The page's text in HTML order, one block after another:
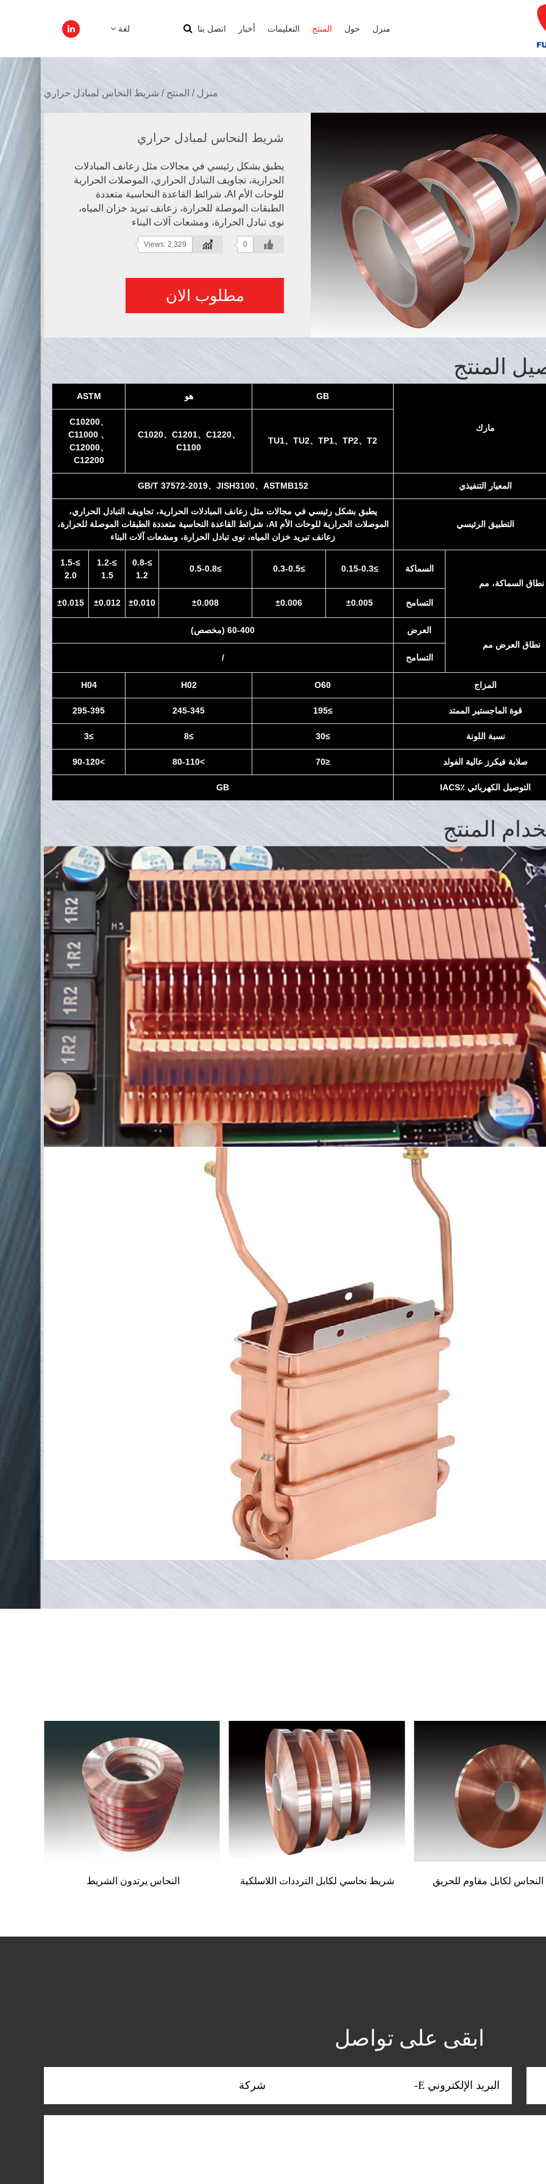
لغة منزل حول المنتج التعليمات أخبار اتصل بنا
منزل / المنتج / شريط النحاس لمبادل حراري
شريط النحاس لمبادل حراري
يطبق بشكل رئيسي في مجالات مثل زعانف المبادلات
الحرارية، تجاويف التبادل الحراري، الموصلات الحرارية
للوحات الأم AI، شرائط القاعدة النحاسية متعددة
الطبقات الموصلة للحرارة، زعانف تبريد خزان المياه،
نوى تبادل الحرارة، ومشعات آلات البناء
0
Views: 2,329
مطلوب الان
المنتج
مارك
GB هو ASTM
TU1、TU2、TP1、TP2、T2
C1020、C1201、C1220、
C1100
C10200、
C11000 、
C12000、
C12200
المعيار التنفيذي GB/T 37572-2019、JISH3100、ASTMB152
التطبيق الرئيسي
يطبق بشكل رئيسي في مجالات مثل زعانف المبادلات الحرارية، تجاويف التبادل الحراري،
الموصلات الحرارية للوحات الأم AI، شرائط القاعدة النحاسية متعددة الطبقات الموصلة للحرارة،
زعانف تبريد خزان المياه، نوى تبادل الحرارة، ومشعات آلات البناء
نطاق السماكة، مم
السماكة ≥0.15-0.3
≥0.3-0.5
≥0.5-0.8
≥0.8-
1.2
≥1.2-
1.5
≥1.5-
2.0
التسامح ±0.005
±0.006
±0.008
±0.010
±0.012
±0.015
نطاق العرض مم
العرض 60-400 (مخصص)
التسامح /
المزاج O60
H02
H04
قوة الماجستير الممتد ≥195
245-345
295-395
نسبة اللونة ≥30
≥8
≥3
صلابة فيكرز عالية الفولد ≤70
>80-110
>90-120
التوصيل الكهربائي ٪IACS GB
المنتج
لكابل الترددات اللاسلكية النحاس يرتدون الشريط الالكترونية النحاس الشريط
ابقى على تواصل